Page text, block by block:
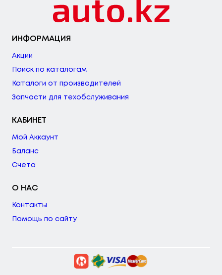
ИНФОРМАЦИЯ
Акции
Поиск по каталогам
Каталоги от производителей
Запчасти для техобслуживания
КАБИНЕТ
Мой Аккаунт
Баланс
Счета
О НАС
Контакты
Помощь по сайту